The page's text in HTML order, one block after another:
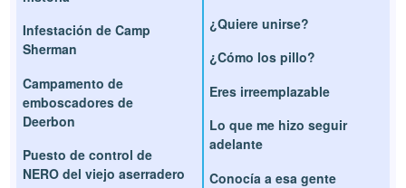
Infestación de Camp
Sherman
Campamento de
emboscadores de
Deerbon
Puesto de control de
NERO del viejo aserradero
¿Quiere unirse?
¿Cómo los pillo?
Eres irreemplazable
Lo que me hizo seguir
adelante
Conocía a esa gente